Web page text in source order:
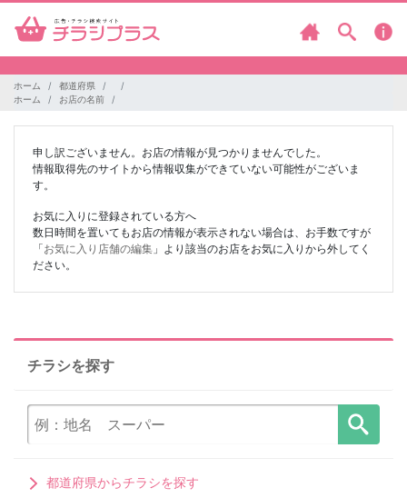
ホーム
都道府県
ホーム
お店の名前
申し訳ございません。お店の情報が見つかりませんでした。
情報取得先のサイトから情報収集ができていない可能性がございま
す。
お気に入りに登録されている方へ
数日時間を置いてもお店の情報が表示されない場合は、お手数ですが
「お気に入り店舗の編集 」より該当のお店をお気に入りから外してく
ださい。
チラシを探す
都道府県からチラシを探す